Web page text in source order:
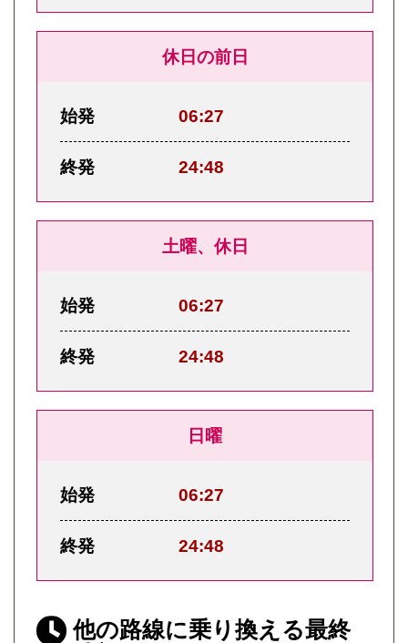
休日の前日
始発 06:27
終発 24:48
土曜、休日
始発 06:27
終発 24:48
日曜
始発 06:27
終発 24:48
他の路線に乗り換える最終